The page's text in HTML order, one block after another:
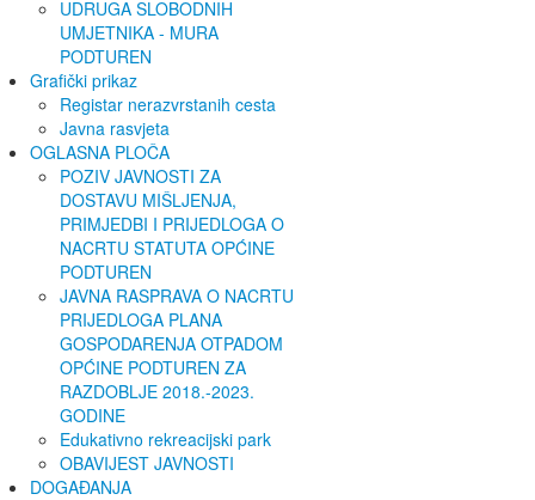
UDRUGA SLOBODNIH
UMJETNIKA - MURA
PODTUREN
Grafički prikaz
Registar nerazvrstanih cesta
Javna rasvjeta
OGLASNA PLOČA
POZIV JAVNOSTI ZA
DOSTAVU MIŠLJENJA,
PRIMJEDBI I PRIJEDLOGA O
NACRTU STATUTA OPĆINE
PODTUREN
JAVNA RASPRAVA O NACRTU
PRIJEDLOGA PLANA
GOSPODARENJA OTPADOM
OPĆINE PODTUREN ZA
RAZDOBLJE 2018.-2023.
GODINE
Edukativno rekreacijski park
OBAVIJEST JAVNOSTI
DOGAĐANJA